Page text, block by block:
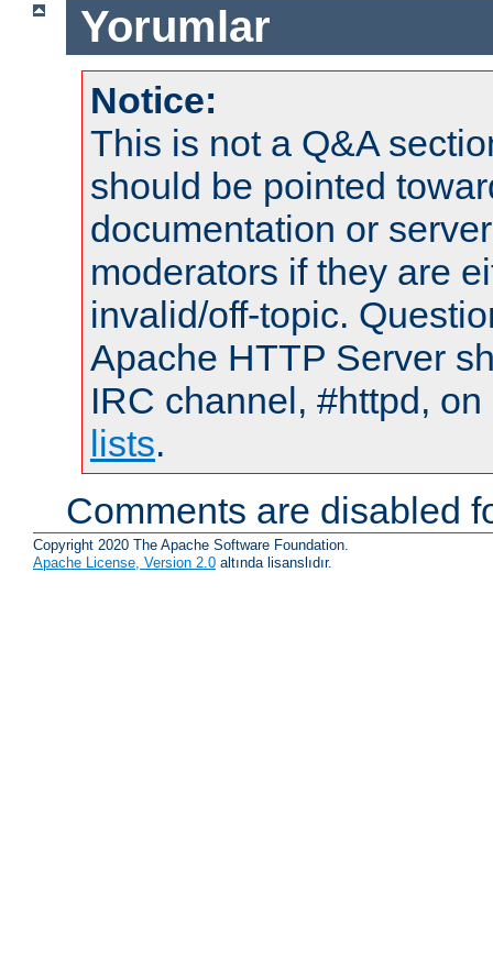
Yorumlar
Notice:
This is not a Q&A
should be pointed
documentation or
moderators if they are
invalid/off-topic.
Apache HTTP Server
IRC channel, #httpd,
lists.
Comments are disabled
Copyright 2020 The Apache Software Foundation.
Apache License, Version 2.0 altında lisanslıdır.